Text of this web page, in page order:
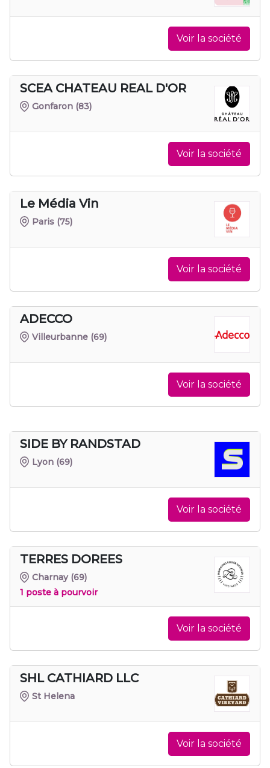
Voir la société
SCEA CHATEAU REAL D'OR
Gonfaron (83)
Voir la société
Le Média Vin
Paris (75)
Voir la société
ADECCO
Villeurbanne (69)
Voir la société
SIDE BY RANDSTAD
Lyon (69)
Voir la société
TERRES DOREES
Charnay (69)
1 poste à pourvoir
Voir la société
SHL CATHIARD LLC
St Helena
Voir la société